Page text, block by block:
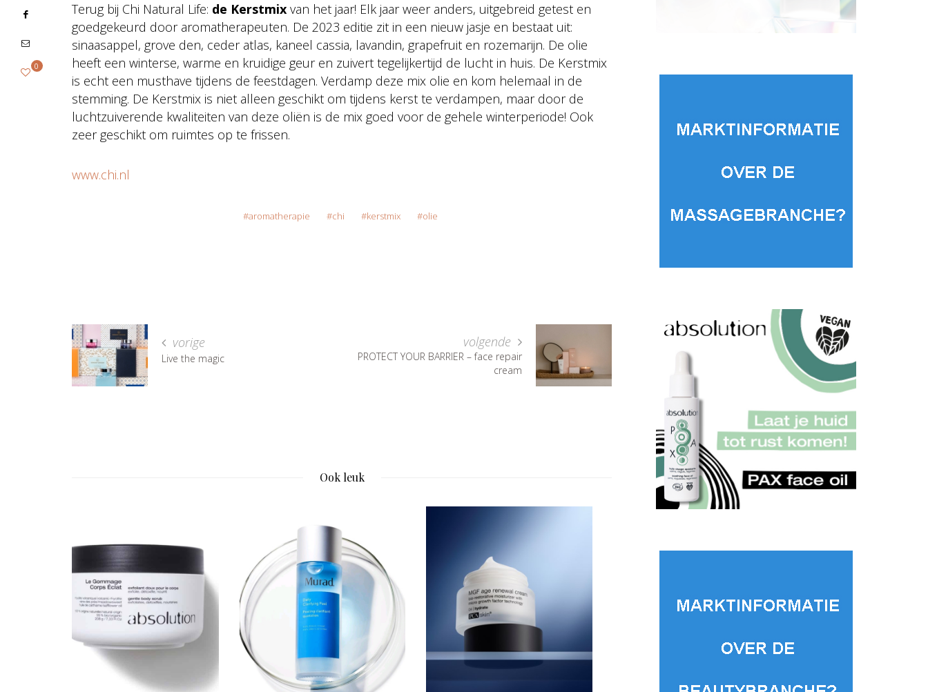
Terug bij Chi Natural Life: de Kerstmix van het jaar! Elk jaar weer anders, uitgebreid getest en
goedgekeurd door aromatherapeuten. De 2023 editie zit in een nieuw jasje en bestaat uit:
sinaasappel, grove den, ceder atlas, kaneel cassia, lavandin, grapefruit en rozemarijn. De olie
heeft een winterse, warme en kruidige geur en zuivert tegelijkertijd de lucht in huis. De Kerstmix
is echt een musthave tijdens de feestdagen. Verdamp deze mix olie en kom helemaal in de
stemming. De Kerstmix is niet alleen geschikt om tijdens kerst te verdampen, maar door de
luchtzuiverende kwaliteiten van deze oliën is de mix goed voor de gehele winterperiode! Ook
zeer geschikt om ruimtes op te frissen.
www.chi.nl
0
aromatherapie chi kerstmix olie
vorige
Live the magic
volgende
PROTECT YOUR BARRIER – face repair
cream
Ook leuk